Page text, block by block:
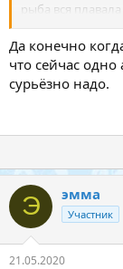
рыба вся
состояние ее
на весь день.
Почему так
редуктор был
Это я к тому,
Да конечно
что сейчас одно
сурьёзно надо.
Э эмма
Участник
21.05.2020